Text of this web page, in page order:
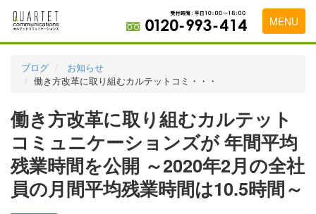
MENU
料金表
実績・お客様の声
初めて導入をお考えの方
代理店の乗り換えをお考えの方
広告代理店・HP制作会社様へ
ブログ
お知らせ
働き方改革に取り組むカルテットコミ・・・
働き方改革に取り組むカルテット
コミュニケーションズが 年間平均
残業時間を公開 ～2020年2月の全社
員の月間平均残業時間は10.5時間～